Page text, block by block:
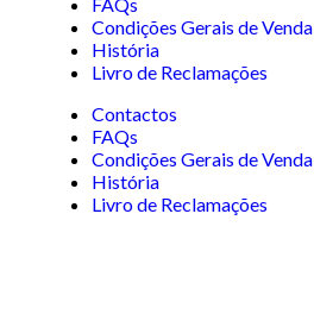
Condições Gerais de Venda
História
Livro de Reclamações
Contactos
FAQs
Condições Gerais de Venda
História
Livro de Reclamações